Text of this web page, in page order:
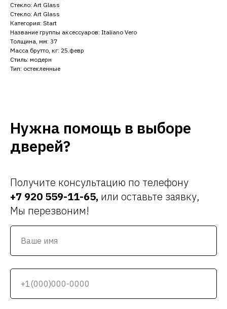
Стекло: Art Glass
Стекло: Art Glass
Категория: Start
Название группы аксессуаров: Italiano Vero
Толщина, мм: 37
Масса брутто, кг: 25.февр
Стиль: модерн
Тип: остекленные
Нужна помощь в выборе
дверей?
Получите консультацию по телефону
+7 920 559-11-65, или оставьте заявку,
Мы перезвоним!